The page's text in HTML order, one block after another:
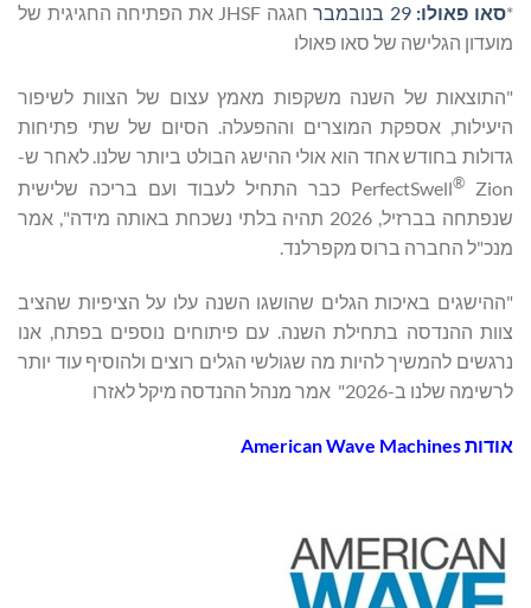
*סאו פאולו: 29 בנובמבר
חגגה JHSF את הפתיחה החגיגית של
מועדון הגלישה של סאו פאולו
"התוצאות של השנה משקפות מאמץ עצום של הצוות לשיפור
היעילות, אספקת המוצרים וההפעלה. הסיום של שתי פתיחות
גדולות בחודש אחד הוא אולי ההישג הבולט ביותר שלנו. לאחר ש-
PerfectSwell®
Zion כבר התחיל לעבוד ועם בריכה שלישית
שנפתחה בברזיל, 2026 תהיה בלתי נשכחת באותה מידה", אמר
מנכ"ל החברה ברוס מקפרלנד.
"ההישגים באיכות הגלים שהושגו השנה עלו על הציפיות שהציב
צוות ההנדסה בתחילת השנה. עם פיתוחים נוספים בפתח, אנו
נרגשים להמשיך להיות מה שגולשי הגלים רוצים ולהוסיף עוד יותר
לרשימה שלנו ב-2026" אמר מנהל ההנדסה מיקל לאזרו
אודות American Wave Machines